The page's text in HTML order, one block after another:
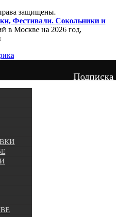
защищены.
Фестивали. Сокольники и
в Москве на 2026 год,
Подписка